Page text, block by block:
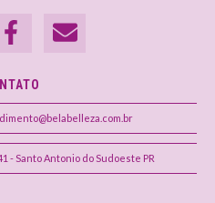
- Santo Antonio do Sudoeste PR